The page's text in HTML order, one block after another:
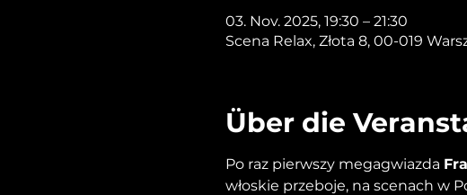
03. Nov. 2025, 19:30 – 21:30
Scena Relax, Złota 8, 00-019
Über die
Po raz pierwszy megagwiazda
włoskie przeboje, na scenach w